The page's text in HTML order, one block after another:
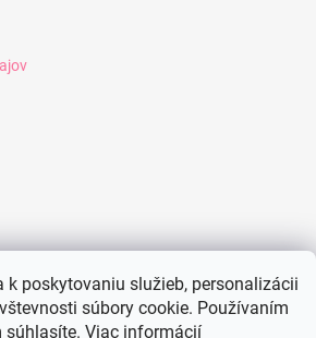
k poskytovaniu služieb, personalizácii
súbory cookie. Používaním
súhlasíte. Viac informácií